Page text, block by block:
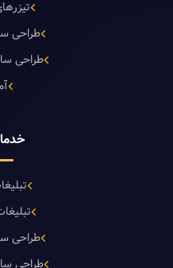
طراحی
طراحی
طراحی
طراحی